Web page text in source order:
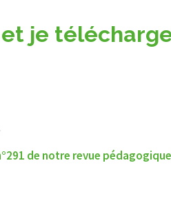
je
de notre revue